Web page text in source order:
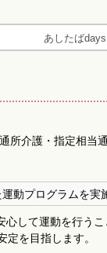
あしたばdays
所介護・指定相当
動プログラムを実
して運動を行う
定を目指します。